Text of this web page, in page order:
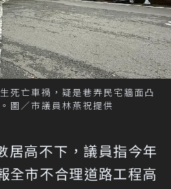
死亡車禍，疑是巷弄民宅牆面凸
圖／市議員林燕祝提供
居高不下，議員指今年
全市不合理道路工程高